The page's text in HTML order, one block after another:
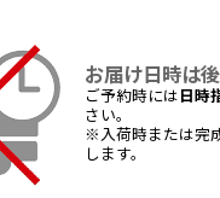
お届け日時は
ご予約時には 日時
さい。
※入荷時または完
します。